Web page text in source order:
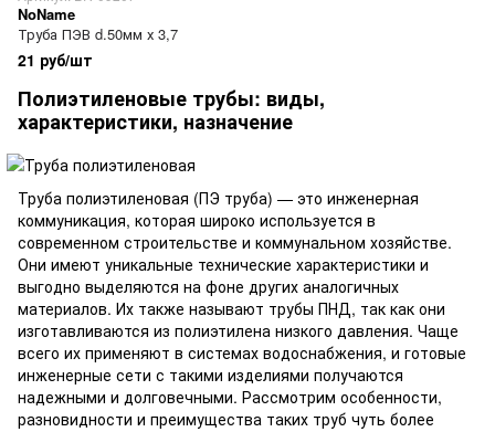
NoName
Труба ПЭВ d.50мм х 3,7
21 руб/шт
Полиэтиленовые трубы: виды,
характеристики, назначение
Труба полиэтиленовая (ПЭ труба) — это инженерная
коммуникация, которая широко используется в
современном строительстве и коммунальном хозяйстве.
Они имеют уникальные технические характеристики и
выгодно выделяются на фоне других аналогичных
материалов. Их также называют трубы ПНД, так как они
изготавливаются из полиэтилена низкого давления. Чаще
всего их применяют в системах водоснабжения, и готовые
инженерные сети с такими изделиями получаются
надежными и долговечными. Рассмотрим особенности,
разновидности и преимущества таких труб чуть более